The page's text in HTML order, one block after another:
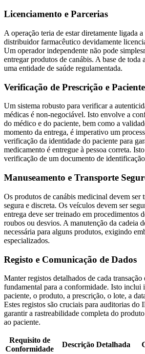
Licenciamento e Parcerias
A operação teria de estar diretamente ligada
distribuidor farmacêutico devidamente
Um operador independente não pode
entregar produtos de canábis. A base de toda
uma entidade de saúde regulamentada.
Verificação de Prescrição e Paciente
Um sistema robusto para verificar a
médicas é non-negociável. Isto envolve a
do médico e do paciente, bem como a
momento da entrega, é imperativo um
verificação da identidade do paciente para
medicamento é entregue à pessoa correta.
verificação de um documento de
Manuseamento e Transporte
Os produtos de canábis medicinal devem ser
segura e discreta. Os veículos devem ser
entrega deve ser treinado em procedimentos
roubos ou desvios. A manutenção da cadeia
necessária para alguns produtos, exigindo
especializados.
Registo e Comunicação de Dados
Manter registos detalhados de cada transação
fundamental para a conformidade. Isto inclui
paciente, o produto, a prescrição, o lote, a
Estes registos são cruciais para auditorias
garantir a rastreabilidade completa do
ao paciente.
Requisito de
Conformidade
Descrição Detalhada